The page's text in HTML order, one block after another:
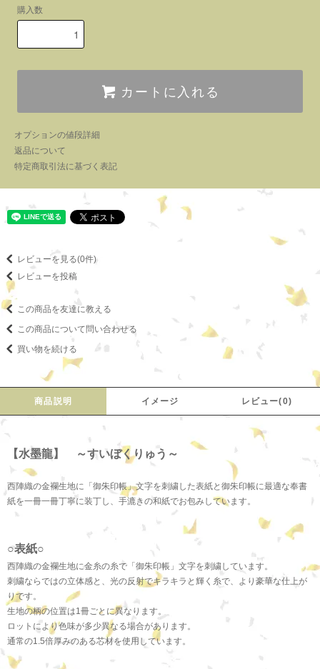
購入数
カートに入れる
オプションの値段詳細
返品について
特定商取引法に基づく表記
レビューを見る(0件)
レビューを投稿
この商品を友達に教える
この商品について問い合わせる
買い物を続ける
商品説明 イメージ レビュー(0)
【水墨龍】 ～すいぼくりゅう～
西陣織の金襴生地に「御朱印帳」文字を刺繍した表紙と御朱印帳に最適な奉書
紙を一冊一冊丁寧に装丁し、手漉きの和紙でお包みしています。
○表紙○
西陣織の金襴生地に金糸の糸で「御朱印帳」文字を刺繍しています。
刺繍ならではの立体感と、光の反射でキラキラと輝く糸で、より豪華な仕上が
りです。
生地の柄の位置は1冊ごとに異なります。
ロットにより色味が多少異なる場合があります。
通常の1.5倍厚みのある芯材を使用しています。